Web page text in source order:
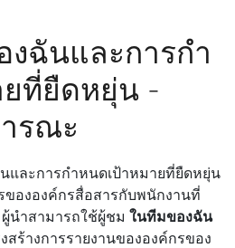
ฉันและการกํา
ที่ยืดหยุ่น -
รณะ
และการกําหนดเป้าหมายที่ยืดหยุ่น
ขององค์กรสื่อสารกับพนักงานที่
ผู้นําสามารถใช้ผู้ชม ในทีมของฉัน
ร้างการรายงานขององค์กรของ